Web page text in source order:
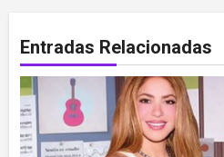
Entradas Relacionadas